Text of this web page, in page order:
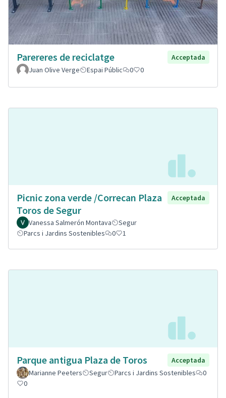
Parereres de reciclatge
Acceptada
Juan Olive Verge
Espai Públic 0 0
Picnic zona verde /Correcan Plaza
Toros de Segur
Acceptada
Vanessa Salmerón Montava
Segur
Parcs i Jardins Sostenibles
0 1
Parque antigua Plaza de Toros
Acceptada
Marianne Peeters
Segur Parcs i Jardins Sostenibles
0
0